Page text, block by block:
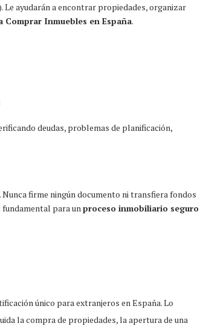
ayudarán a encontrar propiedades, organizar
Comprar Inmuebles en España.
deudas, problemas de planificación,
firme ningún documento ni transfiera fondos
fundamental para unproceso inmobiliario seguro
único para extranjeros en España. Lo
la compra de propiedades, la apertura de una